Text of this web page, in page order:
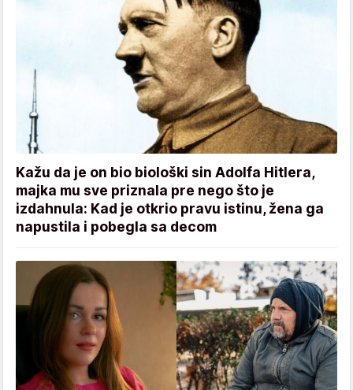
Kažu da je on bio biološki sin Adolfa Hitlera,
majka mu sve priznala pre nego što je
izdahnula: Kad je otkrio pravu istinu, žena ga
napustila i pobegla sa decom